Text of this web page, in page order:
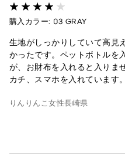
購入カラー: 03 GRAY
生地がしっかりしていて高見
かったです。ペットボトルを
が、お財布を入れると入りま
カチ、スマホを入れています
りんりんこ女性長崎県